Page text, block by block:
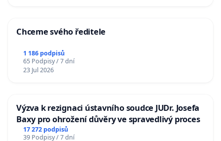
Chceme svého ředitele
1 186 podpisů
65 Podpisy / 7 dní
23 Jul 2026
Výzva k rezignaci ústavního soudce JUDr. Josefa
Baxy pro ohrožení důvěry ve spravedlivý proces
17 272 podpisů
39 Podpisy / 7 dní